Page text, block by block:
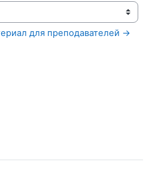
для преподавателей →